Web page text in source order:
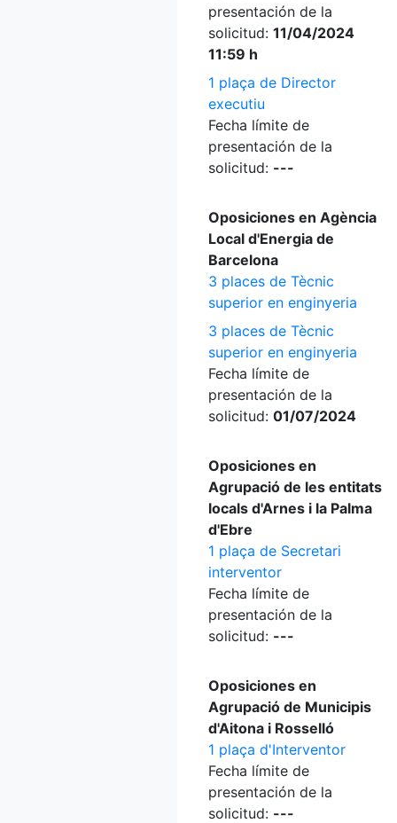
presentación de la
solicitud: 11/04/2024
11:59 h
1 plaça de Director
executiu
Fecha límite de
presentación de la
solicitud: ---
Oposiciones en Agència
Local d'Energia de
Barcelona
3 places de Tècnic
superior en enginyeria
3 places de Tècnic
superior en enginyeria
Fecha límite de
presentación de la
solicitud: 01/07/2024
Oposiciones en
Agrupació de les entitats
locals d'Arnes i la Palma
d'Ebre
1 plaça de Secretari
interventor
Fecha límite de
presentación de la
solicitud: ---
Oposiciones en
Agrupació de Municipis
d'Aitona i Rosselló
1 plaça d'Interventor
Fecha límite de
presentación de la
solicitud: ---